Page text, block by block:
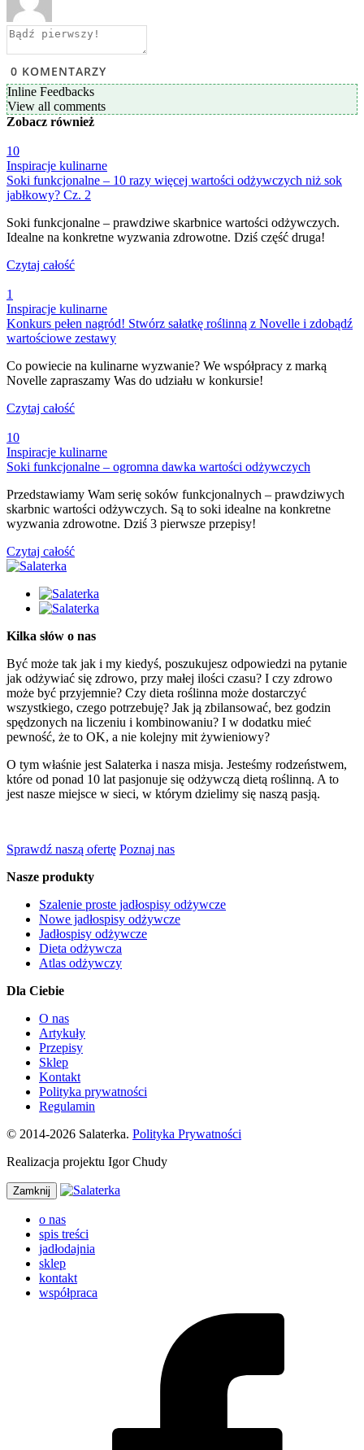
0 KOMENTARZY
Inline Feedbacks
View all comments
Zobacz również
10
Inspiracje kulinarne
Soki funkcjonalne – 10 razy więcej wartości odżywczych niż sok
jabłkowy? Cz. 2
Soki funkcjonalne – prawdziwe skarbnice wartości odżywczych.
Idealne na konkretne wyzwania zdrowotne. Dziś część druga!
Czytaj całość
1
Inspiracje kulinarne
Konkurs pełen nagród! Stwórz sałatkę roślinną z Novelle i zdobądź
wartościowe zestawy
Co powiecie na kulinarne wyzwanie? We współpracy z marką
Novelle zapraszamy Was do udziału w konkursie!
Czytaj całość
10
Inspiracje kulinarne
Soki funkcjonalne – ogromna dawka wartości odżywczych
Przedstawiamy Wam serię soków funkcjonalnych – prawdziwych
skarbnic wartości odżywczych. Są to soki idealne na konkretne
wyzwania zdrowotne. Dziś 3 pierwsze przepisy!
Czytaj całość
Kilka słów o nas
Być może tak jak i my kiedyś, poszukujesz odpowiedzi na pytanie
jak odżywiać się zdrowo, przy małej ilości czasu? I czy zdrowo
może być przyjemnie? Czy dieta roślinna może dostarczyć
wszystkiego, czego potrzebuję? Jak ją zbilansować, bez godzin
spędzonych na liczeniu i kombinowaniu? I w dodatku mieć
pewność, że to OK, a nie kolejny mit żywieniowy?
O tym właśnie jest Salaterka i nasza misja. Jesteśmy rodzeństwem,
które od ponad 10 lat pasjonuje się odżywczą dietą roślinną. A to
jest nasze miejsce w sieci, w którym dzielimy się naszą pasją.
Sprawdź naszą ofertę Poznaj nas
Nasze produkty
Szalenie proste jadłospisy odżywcze
Nowe jadłospisy odżywcze
Jadłospisy odżywcze
Dieta odżywcza
Atlas odżywczy
Dla Ciebie
O nas
Artykuły
Przepisy
Sklep
Kontakt
Polityka prywatności
Regulamin
© 2014-2026 Salaterka. Polityka Prywatności
Realizacja projektu Igor Chudy
Zamknij
o nas
spis treści
jadłodajnia
sklep
kontakt
współpraca